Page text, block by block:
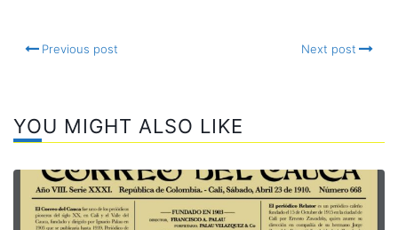
Previous post Next post
YOU MIGHT ALSO LIKE